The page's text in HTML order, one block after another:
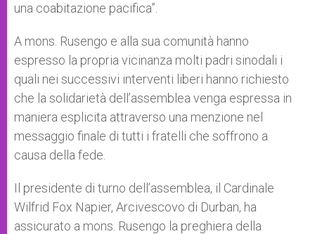
una coabitazione pacifica”.
A mons. Rusengo e alla sua comunità hanno
espresso la propria vicinanza molti padri sinodali i
quali nei successivi interventi liberi hanno richiesto
che la solidarietà dell’assemblea venga espressa in
maniera esplicita attraverso una menzione nel
messaggio finale di tutti i fratelli che soffrono a
causa della fede.
Il presidente di turno dell’assemblea, il Cardinale
Wilfrid Fox Napier, Arcivescovo di Durban, ha
assicurato a mons. Rusengo la preghiera della